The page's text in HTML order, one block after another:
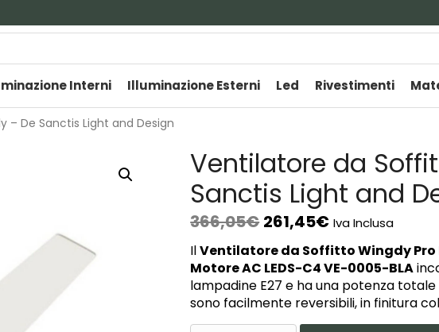
Interni Illuminazione Esterni Led Rivestimenti
De Sanctis Light and Design
Ventilatore da
Sanctis Light and
366,05€ 261,45€ Iva Inclusa
IlVentilatore da Soffitto Wingdy Pro
Motore AC LEDS-C4 VE-0005-BLA
lampadine E27 e ha una potenza
sono facilmente reversibili, in finitura